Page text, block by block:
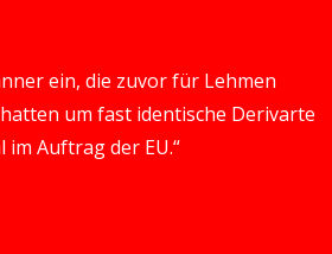
ein, die zuvor für Lehmen
um fast identische Derivarte
im Auftrag der EU.“